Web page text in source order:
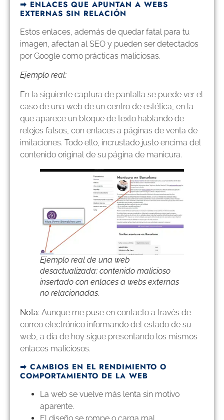
➡︎ ENLACES QUE APUNTAN A WEBS
EXTERNAS SIN RELACIÓN
Estos enlaces, además de quedar fatal para tu
imagen, afectan al SEO y pueden ser detectados
por Google como prácticas maliciosas.
Ejemplo real:
En la siguiente captura de pantalla se puede ver el
caso de una web de un centro de estética, en la
que aparece un bloque de texto hablando de
relojes falsos, con enlaces a páginas de venta de
imitaciones. Todo ello, incrustado justo encima del
contenido original de su página de manicura.
Ejemplo real de una web
desactualizada: contenido malicioso
insertado con enlaces a webs externas
no relacionadas.
Nota: Aunque me puse en contacto a través de
correo electrónico informando del estado de su
web, a día de hoy sigue presentando los mismos
enlaces maliciosos.
➡︎ CAMBIOS EN EL RENDIMIENTO O
COMPORTAMIENTO DE LA WEB
La web se vuelve más lenta sin motivo
aparente.
El diseño se rompe o carga mal.